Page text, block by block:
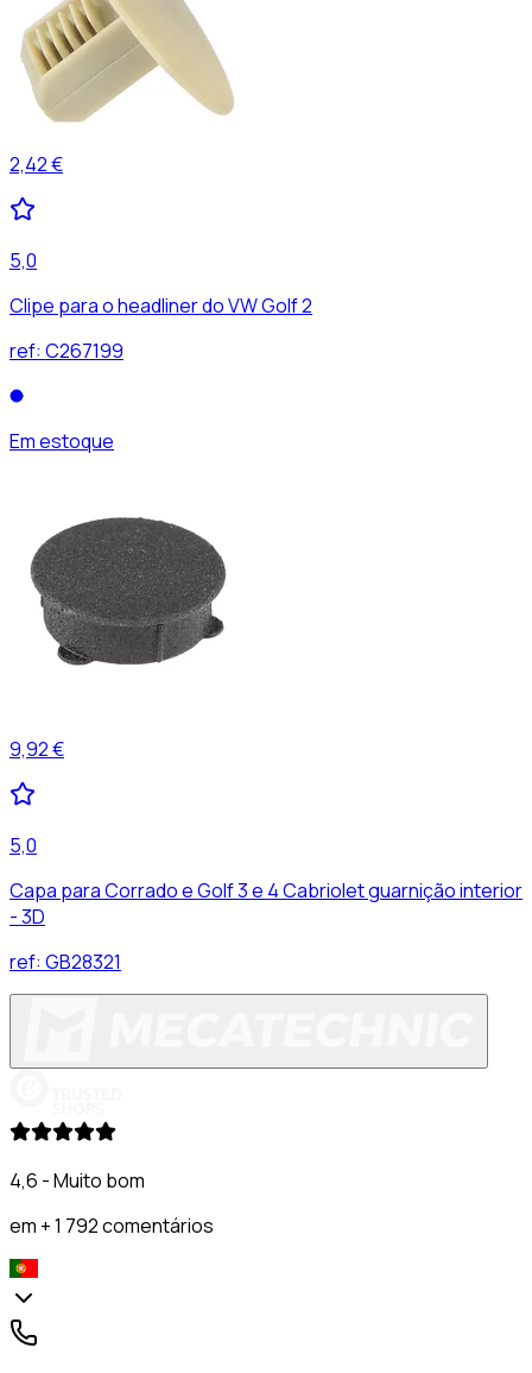
2,42 €
5,0
Clipe para o headliner do VW Golf 2
ref: C267199
Em estoque
9,92 €
5,0
Capa para Corrado e Golf 3 e 4 Cabriolet guarnição interior
- 3D
ref: GB28321
4,6 - Muito bom
em + 1 792 comentários